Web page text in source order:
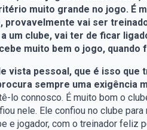
muito grande no jogo. É
provavelmente vai ser
um clube, vai ter de ficar
muito bem o jogo,
vista pessoal, que é isso
sempre uma exigência
lo connosco. É muito bom o
nele. Ele confiou no clube
e jogador, com o treinador